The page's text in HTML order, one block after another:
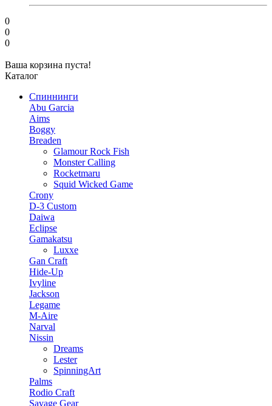
0
0
0
Ваша корзина пуста!
Каталог
Спиннинги
Abu Garcia
Aims
Boggy
Breaden
Glamour Rock Fish
Monster Calling
Rocketmaru
Squid Wicked Game
Crony
D-3 Custom
Daiwa
Eclipse
Gamakatsu
Luxxe
Gan Craft
Hide-Up
Ivyline
Jackson
Legame
M-Aire
Narval
Nissin
Dreams
Lester
SpinningArt
Palms
Rodio Craft
Savage Gear